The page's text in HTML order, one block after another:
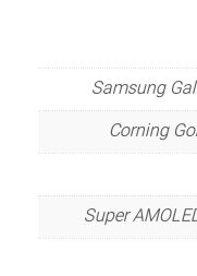
Samsung
Corning